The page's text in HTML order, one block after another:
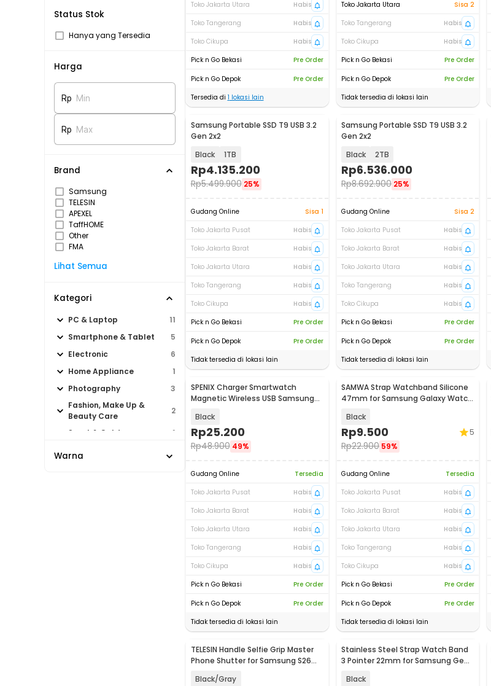
Status Stok
Hanya yang Tersedia
Harga
Rp Min
Rp Max
Brand
Samsung
TELESIN
APEXEL
TaffHOME
Other
FMA
Lihat Semua
Kategori
PC & Laptop
11
Smartphone & Tablet
5
Electronic
6
Home Appliance
1
Photography
3
Fashion, Make Up &
Beauty Care
2
Sport & Outdoor 1
Warna
Toko Jakarta Utara
Habis
Toko Tangerang
Habis
Toko Cikupa
Habis
Pick n Go Bekasi
Pre Order
Pick n Go Depok
Pre Order
Tersedia di 1 lokasi lain
Toko Jakarta Utara
Sisa 2
Toko Tangerang
Habis
Toko Cikupa
Habis
Pick n Go Bekasi
Pre Order
Pick n Go Depok
Pre Order
Tidak tersedia di lokasi lain
Samsung Portable SSD T9 USB 3.2
Gen 2x2
Black
1TB
Rp4.135.200
Rp5.499.900 25%
Gudang Online
Sisa 1
Toko Jakarta Pusat
Habis
Toko Jakarta Barat
Habis
Toko Jakarta Utara
Habis
Toko Tangerang
Habis
Toko Cikupa
Habis
Pick n Go Bekasi
Pre Order
Pick n Go Depok
Pre Order
Tidak tersedia di lokasi lain
Samsung Portable SSD T9 USB 3.2
Gen 2x2
Black
2TB
Rp6.536.000
Rp8.692.900 25%
Gudang Online
Sisa 2
Toko Jakarta Pusat
Habis
Toko Jakarta Barat
Habis
Toko Jakarta Utara
Habis
Toko Tangerang
Habis
Toko Cikupa
Habis
Pick n Go Bekasi
Pre Order
Pick n Go Depok
Pre Order
Tidak tersedia di lokasi lain
SPENIX Charger Smartwatch
Magnetic Wireless USB Samsung
Black
Rp25.200
Rp48.900 49%
Gudang Online
Tersedia
Toko Jakarta Pusat
Habis
Toko Jakarta Barat
Habis
Toko Jakarta Utara
Habis
Toko Tangerang
Habis
Toko Cikupa
Habis
Pick n Go Bekasi
Pre Order
Pick n Go Depok
Pre Order
Tidak tersedia di lokasi lain
SAMWA Strap Watchband Silicone
47mm for Samsung Galaxy Watch
Black
Rp9.500
Rp22.900 59%
5
Gudang Online
Tersedia
Toko Jakarta Pusat
Habis
Toko Jakarta Barat
Habis
Toko Jakarta Utara
Habis
Toko Tangerang
Habis
Toko Cikupa
Habis
Pick n Go Bekasi
Pre Order
Pick n Go Depok
Pre Order
Tidak tersedia di lokasi lain
TELESIN Handle Selfie Grip Master
Phone Shutter for Samsung S26
Black/Gray
Stainless Steel Strap Watch Band
3 Pointer 22mm for Samsung Gear
Black